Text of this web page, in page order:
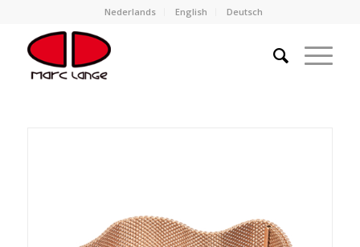
Nederlands English Deutsch